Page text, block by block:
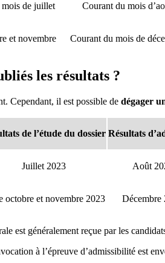
de juillet Courant du mois
et novembre Courant du mois de
les résultats ?
Cependant, il est possible de dégager
de l’étude du dossier Résultats
Juillet 2023 Août
octobre et novembre 2023 Décembre
est généralement reçue par les
à l’épreuve d’admissibilité est